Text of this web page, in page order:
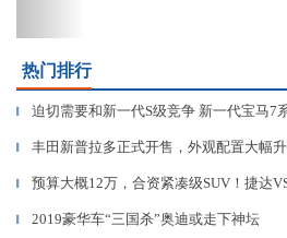
热门排行
▎ 迫切需要和新一代S级竞争 新一代宝马7
▎ 丰田新普拉多正式开售，外观配置大幅
▎ 预算大概12万，合资紧凑级SUV！捷达
▎ 2019豪华车“三国杀”奥迪或走下神坛